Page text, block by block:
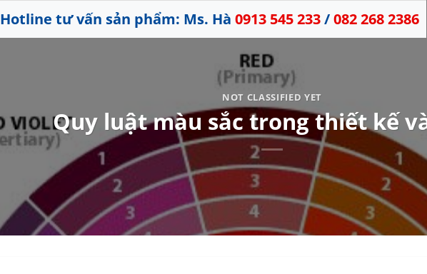
Hotline tư vấn sản phẩm: Ms. Hà 0913 545 233/082 268 2386
NOT CLASSIFIED YET
Quy luật màu sắc trong thiết kế